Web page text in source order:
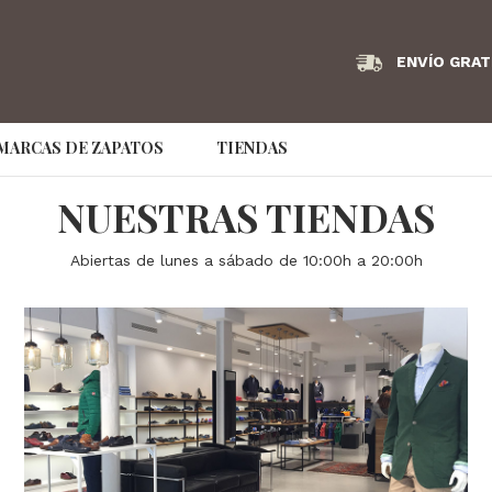
ENVÍO
DE ZAPATOS
Bikkembergs
Couture Brand
Birkenstock
Caramelo Clarks Converse
Dude EA7 Ecco
Emporio Armani Fluchos Frau
GS Footwear Hispanitas
IMAC Jaime Mascaró Jaime
TIENDAS
NUESTRAS TIENDAS
Abiertas de lunes a sábado de 10:00h a 20:00h